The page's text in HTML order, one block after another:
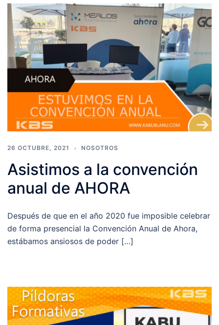
26 OCTUBRE, 2021 NOSOTROS
Asistimos a la convención
anual de AHORA
Después de que en el año 2020 fue imposible celebrar
de forma presencial la Convención Anual de Ahora,
estábamos ansiosos de poder […]